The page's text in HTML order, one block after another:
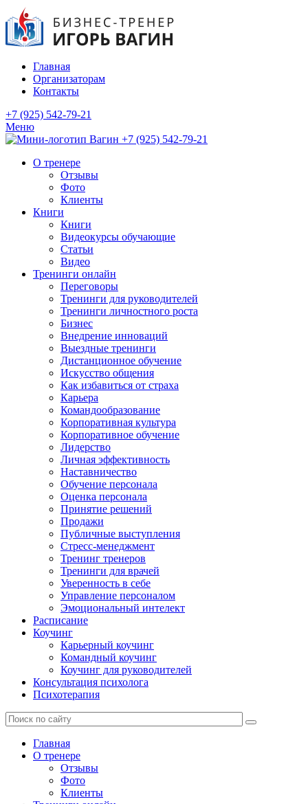
Главная
Организаторам
Контакты
+7 (925) 542-79-21
Меню
+7 (925) 542-79-21
О тренере
Отзывы
Фото
Клиенты
Книги
Книги
Видеокурсы обучающие
Статьи
Видео
Тренинги онлайн
Переговоры
Тренинги для руководителей
Тренинги личностного роста
Бизнес
Внедрение инноваций
Выездные тренинги
Дистанционное обучение
Искусство общения
Как избавиться от страха
Карьера
Командообразование
Корпоративная культура
Корпоративное обучение
Лидерство
Личная эффективность
Наставничество
Обучение персонала
Оценка персонала
Принятие решений
Продажи
Публичные выступления
Стресс-менеджмент
Тренинг тренеров
Тренинги для врачей
Уверенность в себе
Управление персоналом
Эмоциональный интелект
Расписание
Коучинг
Карьерный коучинг
Командный коучинг
Коучинг для руководителей
Консультация психолога
Психотерапия
Главная
О тренере
Отзывы
Фото
Клиенты